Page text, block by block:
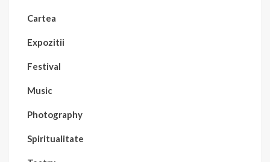
Cartea
Expozitii
Festival
Music
Photography
Spiritualitate